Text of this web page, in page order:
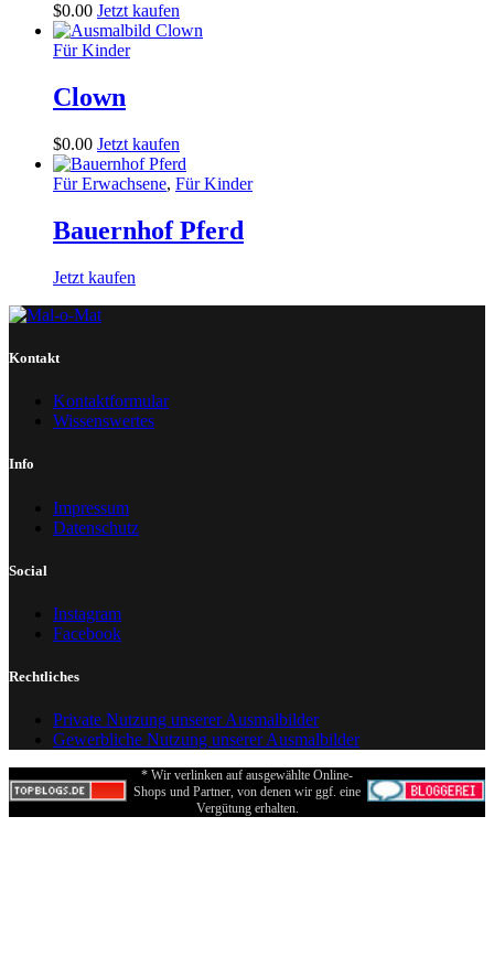
$0.00 Jetzt kaufen
Für Kinder
Clown
$0.00 Jetzt kaufen
Für Erwachsene, Für Kinder
Bauernhof Pferd
Jetzt kaufen
Kontakt
Kontaktformular
Wissenswertes
Info
Impressum
Datenschutz
Social
Instagram
Facebook
Rechtliches
Private Nutzung unserer Ausmalbilder
Gewerbliche Nutzung unserer Ausmalbilder
* Wir verlinken auf ausgewählte Online-
Shops und Partner, von denen wir ggf. eine
Vergütung erhalten.